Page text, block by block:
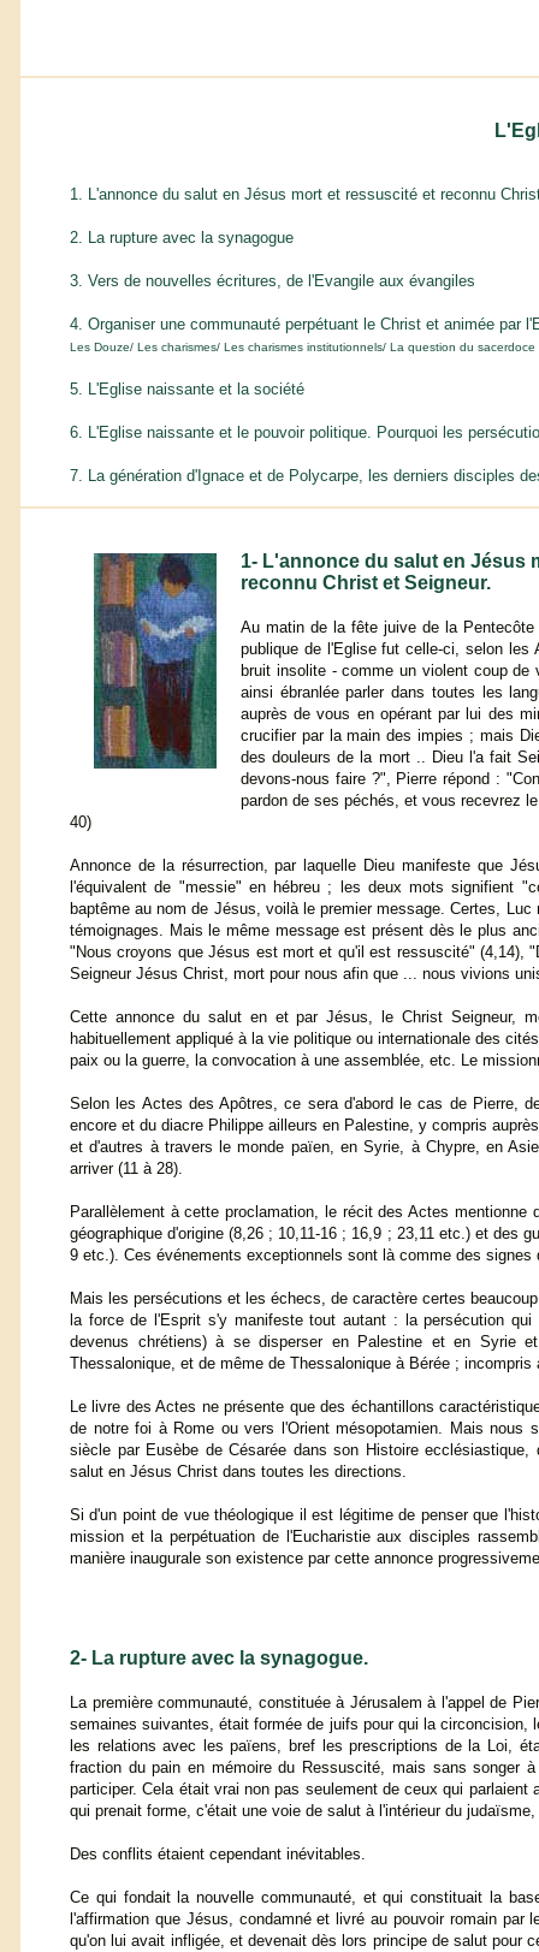
1. L'annonce du salut en Jésus mort et ressuscité et reconnu
2. La rupture avec la synagogue
3. Vers de nouvelles écritures, de l'Evangile aux évangiles
4. Organiser une communauté perpétuant le Christ et animée par
Les Douze/ Les charismes/ Les charismes institutionnels/ La question du sacerdoce
5. L'Eglise naissante et la société
6. L'Eglise naissante et le pouvoir politique. Pourquoi les
7. La génération d'Ignace et de Polycarpe, les derniers disciples
1- L'annonce du salut en Jésus
reconnu Christ et Seigneur.
Au matin de la fête juive de la Pentecôte
publique de l'Eglise fut celle-ci, selon
bruit insolite - comme un violent coup
ainsi ébranlée parler dans toutes les
auprès de vous en opérant par lui des
crucifier par la main des impies ; mais
des douleurs de la mort .. Dieu l'a fait
devons-nous faire ?", Pierre répond :
pardon de ses péchés, et vous recevrez
40)
Annonce de la résurrection, par laquelle Dieu manifeste que
l'équivalent de "messie" en hébreu ; les deux mots signifient
baptême au nom de Jésus, voilà le premier message. Certes,
témoignages. Mais le même message est présent dès le plus
"Nous croyons que Jésus est mort et qu'il est ressuscité" (4,14),
Seigneur Jésus Christ, mort pour nous afin que ... nous vivions
Cette annonce du salut en et par Jésus, le Christ Seigneur,
habituellement appliqué à la vie politique ou internationale des
paix ou la guerre, la convocation à une assemblée, etc. Le
Selon les Actes des Apôtres, ce sera d'abord le cas de Pierre,
encore et du diacre Philippe ailleurs en Palestine, y compris
et d'autres à travers le monde païen, en Syrie, à Chypre, en
arriver (11 à 28).
Parallèlement à cette proclamation, le récit des Actes
géographique d'origine (8,26 ; 10,11-16 ; 16,9 ; 23,11 etc.) et des
9 etc.). Ces événements exceptionnels sont là comme des
Mais les persécutions et les échecs, de caractère certes
la force de l'Esprit s'y manifeste tout autant : la persécution
devenus chrétiens) à se disperser en Palestine et en Syrie
Thessalonique, et de même de Thessalonique à Bérée ;
Le livre des Actes ne présente que des échantillons
de notre foi à Rome ou vers l'Orient mésopotamien. Mais
siècle par Eusèbe de Césarée dans son Histoire
salut en Jésus Christ dans toutes les directions.
Si d'un point de vue théologique il est légitime de penser que
mission et la perpétuation de l'Eucharistie aux disciples
manière inaugurale son existence par cette annonce
2- La rupture avec la synagogue.
La première communauté, constituée à Jérusalem à l'appel de
semaines suivantes, était formée de juifs pour qui la
les relations avec les païens, bref les prescriptions de la Loi,
fraction du pain en mémoire du Ressuscité, mais sans songer
participer. Cela était vrai non pas seulement de ceux qui
qui prenait forme, c'était une voie de salut à l'intérieur du
Des conflits étaient cependant inévitables.
Ce qui fondait la nouvelle communauté, et qui constituait la
l'affirmation que Jésus, condamné et livré au pouvoir romain
qu'on lui avait infligée, et devenait dès lors principe de salut pour